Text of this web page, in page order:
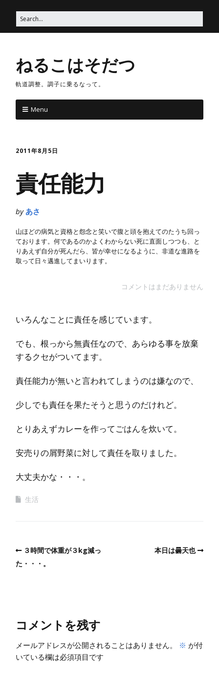
ねるこはそだつ
軌道調整。調子に乗るなって。
Menu
2011年8月5日
責任能力
by あさ
山ほどの病気と資格と怨念と笑いで腹と頭を抱えてのたうち回っ
ております。何であるのかよくわからない死に直面しつつも、と
りあえず自分が死んだら、皆が幸せになるように、非道な進路を
取って日々邁進してまいります。
コメントはまだありません
いろんなことに責任を感じています。
でも、根っから無責任なので、あらゆる事を放棄
するクセがついてます。
責任能力が無いと言われてしまうのは嫌なので、
少しでも責任を果たそうと思うのだけれど。
とりあえずカレーを作ってごはんを炊いて。
安売りの屑野菜に対して責任を取りました。
大丈夫かな・・・。
生活
３時間で体重が３kg減っ
た・・・。
本日は曇天也
コメントを残す
メールアドレスが公開されることはありません。 ※ が付
いている欄は必須項目です